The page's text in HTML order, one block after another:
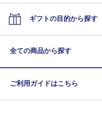
ギフトの目的から探す
全ての商品から探す
ご利用ガイドはこちら